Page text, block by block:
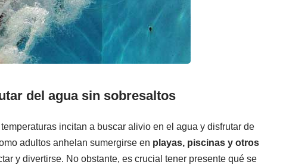
del agua sin sobresaltos
incitan a buscar alivio en el agua y disfrutar de
adultos anhelan sumergirse en playas, piscinas y otros
y divertirse. No obstante, es crucial tener presente qué se